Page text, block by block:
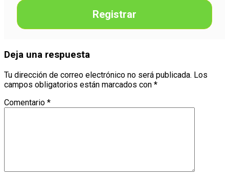
Registrar
Deja una respuesta
Tu dirección de correo electrónico no será publicada. Los
campos obligatorios están marcados con *
Comentario *